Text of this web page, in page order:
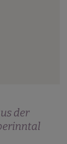
der